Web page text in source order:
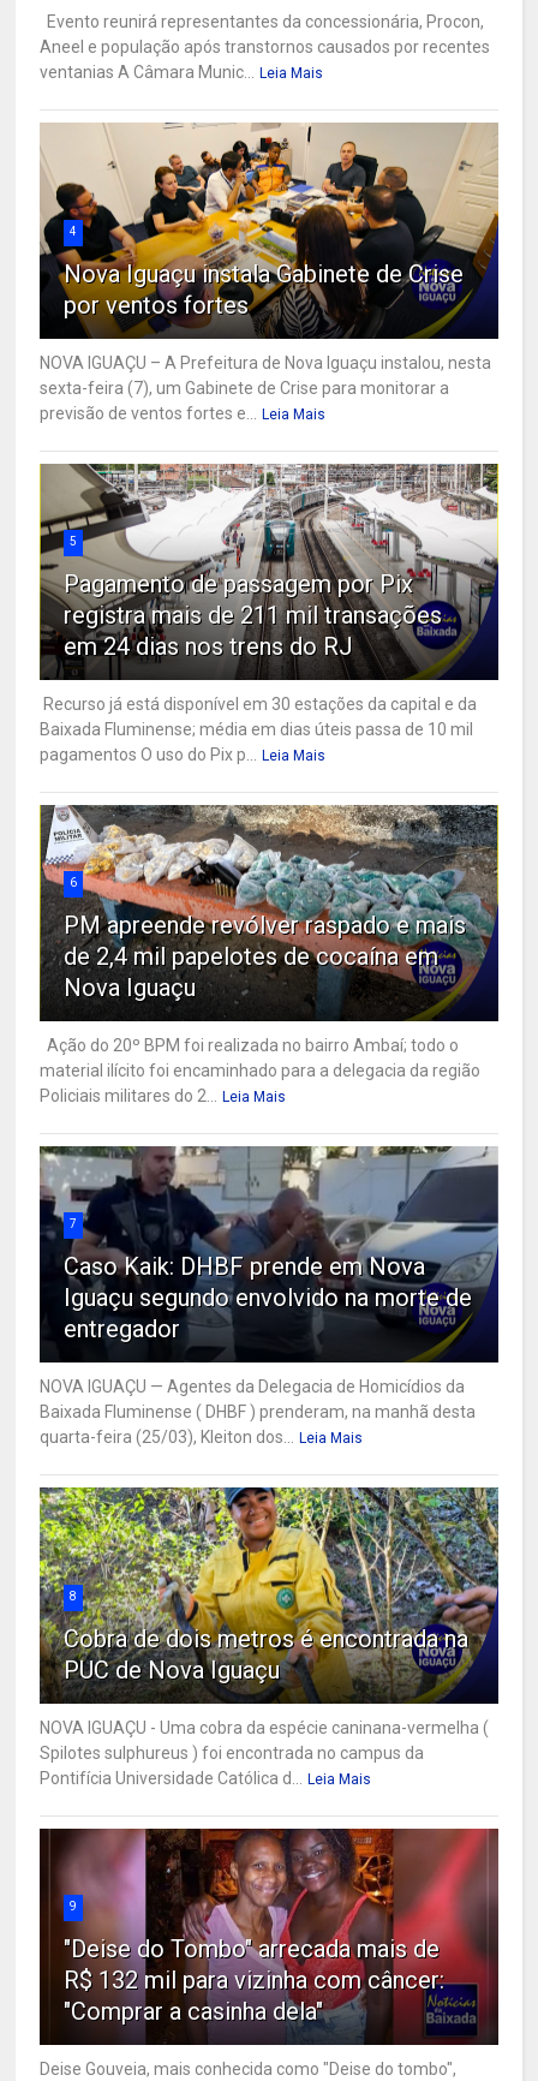
Evento reunirá representantes da concessionária, Procon,
Aneel e população após transtornos causados por recentes
ventanias A Câmara Munic...
Leia Mais
4
Nova Iguaçu instala Gabinete de Crise
por ventos fortes
NOVA IGUAÇU – A Prefeitura de Nova Iguaçu instalou, nesta
sexta-feira (7), um Gabinete de Crise para monitorar a
previsão de ventos fortes e...
Leia Mais
5
Pagamento de passagem por Pix
registra mais de 211 mil transações
em 24 dias nos trens do RJ
Recurso já está disponível em 30 estações da capital e da
Baixada Fluminense; média em dias úteis passa de 10 mil
pagamentos O uso do Pix p...
Leia Mais
6
PM apreende revólver raspado e mais
de 2,4 mil papelotes de cocaína em
Nova Iguaçu
Ação do 20º BPM foi realizada no bairro Ambaí; todo o
material ilícito foi encaminhado para a delegacia da região
Policiais militares do 2...
Leia Mais
7
Caso Kaik: DHBF prende em Nova
Iguaçu segundo envolvido na morte de
entregador
NOVA IGUAÇU — Agentes da Delegacia de Homicídios da
Baixada Fluminense ( DHBF ) prenderam, na manhã desta
quarta-feira (25/03), Kleiton dos...
Leia Mais
8
Cobra de dois metros é encontrada na
PUC de Nova Iguaçu
NOVA IGUAÇU - Uma cobra da espécie caninana-vermelha (
Spilotes sulphureus ) foi encontrada no campus da
Pontifícia Universidade Católica d...
Leia Mais
9
"Deise do Tombo" arrecada mais de
R$ 132 mil para vizinha com câncer:
"Comprar a casinha dela"
Deise Gouveia, mais conhecida como "Deise do tombo",